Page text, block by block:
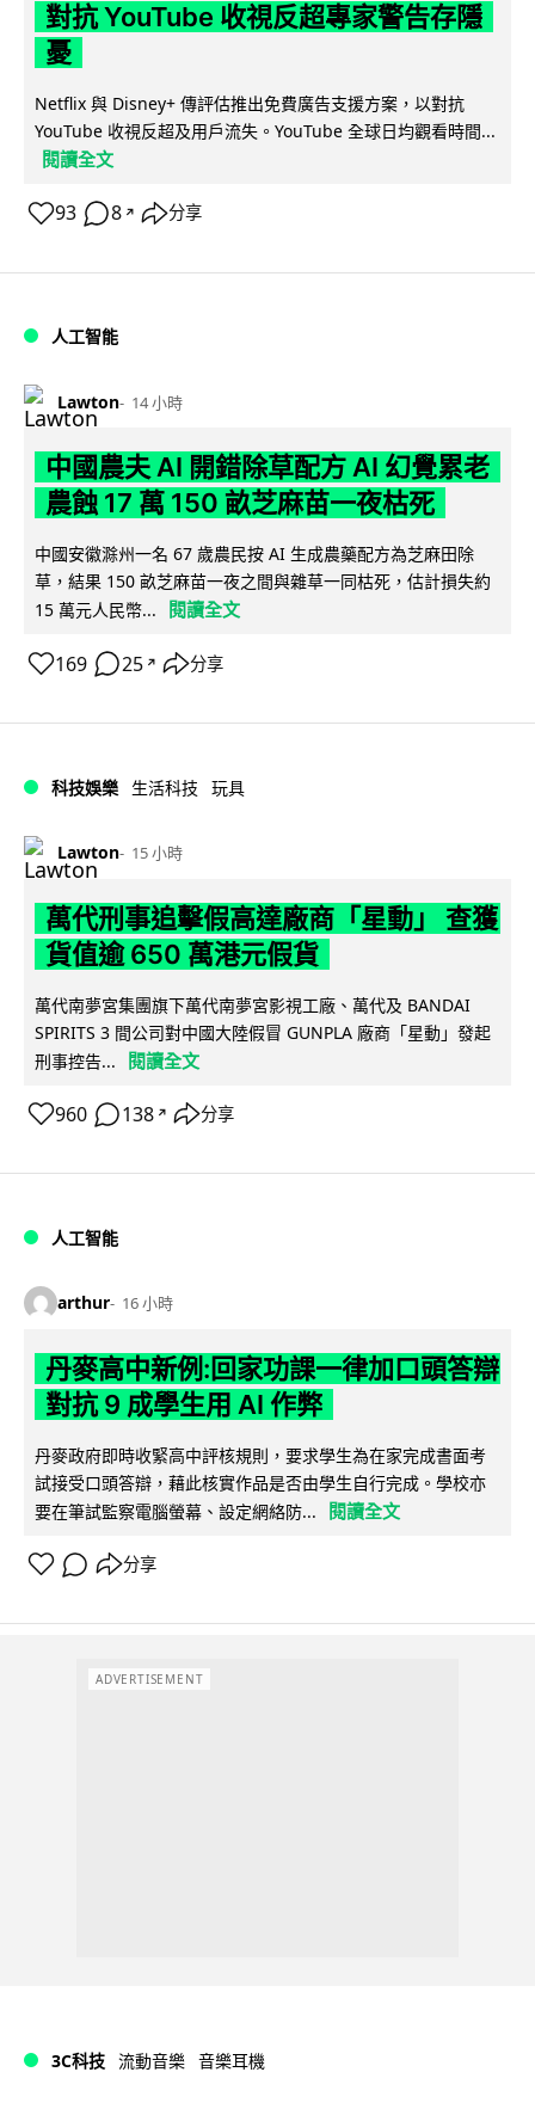
對抗 YouTube 收視反超專家警告存隱
憂
Netflix 與 Disney+ 傳評估推出免費廣告支援方案，以對抗
YouTube 收視反超及用戶流失。YouTube 全球日均觀看時間...
閱讀全文
93 8 ↗ 分享
人工智能
Lawton 14 小時
中國農夫 AI 開錯除草配方 AI 幻覺累老
農蝕 17 萬 150 畝芝麻苗一夜枯死
中國安徽滁州一名 67 歲農民按 AI 生成農藥配方為芝麻田除
草，結果 150 畝芝麻苗一夜之間與雜草一同枯死，估計損失約
15 萬元人民幣...
閱讀全文
169 25 ↗ 分享
科技娛樂 生活科技 玩具
Lawton 15 小時
萬代刑事追擊假高達廠商「星動」 查獲
貨值逾 650 萬港元假貨
萬代南夢宮集團旗下萬代南夢宮影視工廠、萬代及 BANDAI
SPIRITS 3 間公司對中國大陸假冒 GUNPLA 廠商「星動」發起
刑事控告...
閱讀全文
960 138 ↗ 分享
人工智能
arthur 16 小時
丹麥高中新例:回家功課一律加口頭答辯
對抗 9 成學生用 AI 作弊
丹麥政府即時收緊高中評核規則，要求學生為在家完成書面考
試接受口頭答辯，藉此核實作品是否由學生自行完成。學校亦
要在筆試監察電腦螢幕、設定網絡防...
閱讀全文
分享
ADVERTISEMENT
3C科技 流動音樂 音樂耳機